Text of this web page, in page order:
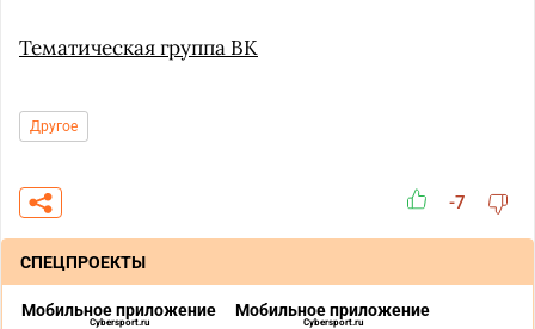
Тематическая группа ВК
Другое
-7
СПЕЦПРОЕКТЫ
Мобильное приложение
Cybersport.ru
Мобильное приложение
Cybersport.ru